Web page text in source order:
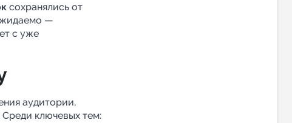
сохранялись от
—
с уже
аудитории,
ключевых тем: